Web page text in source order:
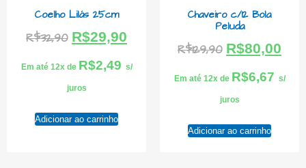
Coelho Lilás 25cm
R$32,90 R$29,90
Em até 12x de R$2,49 s/
juros
Adicionar ao carrinho
Chaveiro c/12 Bola
Peluda
R$129,90 R$80,00
Em até 12x de R$6,67 s/
juros
Adicionar ao carrinho